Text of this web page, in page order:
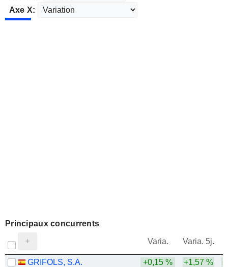
Axe X:
Principaux concurrents
Varia. Varia. 5j.
GRIFOLS, S.A.
+0,15 % +1,57 %